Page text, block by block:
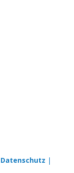
Datenschutz |